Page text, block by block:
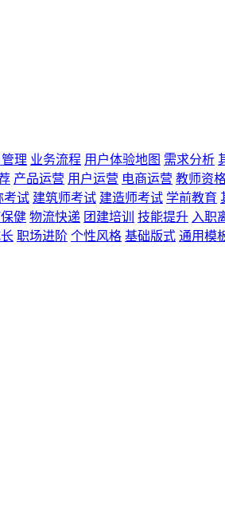
理 业务流程 用户体验地图 需求分析
产品运营 用户运营 电商运营 教师资
考试 建筑师考试 建造师考试 学前教育
健 物流快递 团建培训 技能提升 入职
职场进阶 个性风格 基础版式 通用模